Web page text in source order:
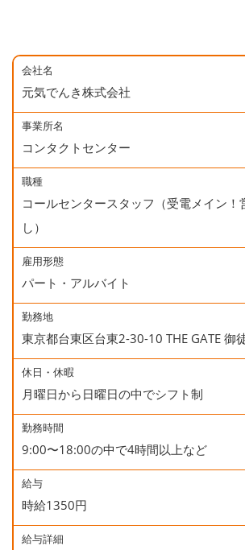
会社名
元気でんき株式会社
事業所名
コンタクトセンター
職種
コールセンタースタッフ（受電メイン！
し）
雇用形態
パート・アルバイト
勤務地
東京都台東区台東2-30-10 THE GATE 御
休日・休暇
月曜日から日曜日の中でシフト制
勤務時間
9:00〜18:00の中で4時間以上など
給与
時給1350円
給与詳細